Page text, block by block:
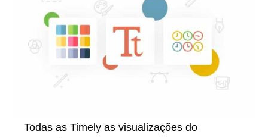
Todas as Timely as visualizações do